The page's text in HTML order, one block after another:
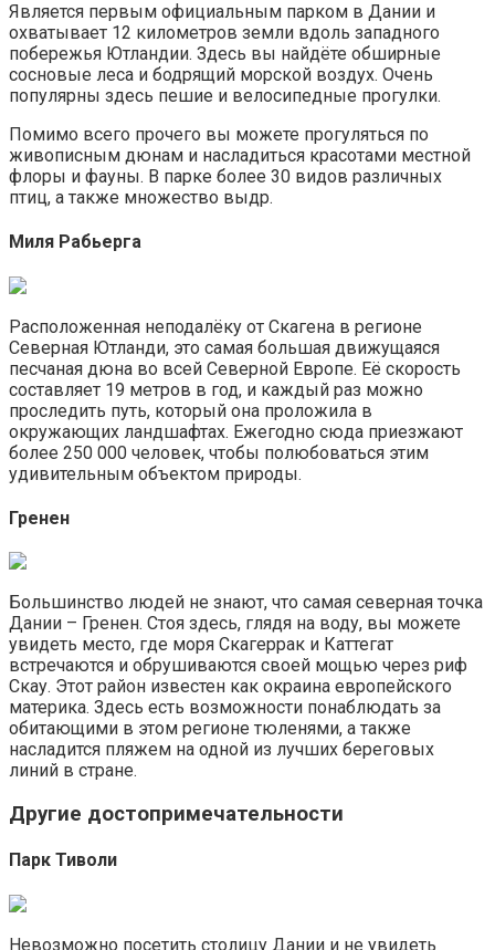
Является первым официальным парком в Дании и
охватывает 12 километров земли вдоль западного
побережья Ютландии. Здесь вы найдёте обширные
сосновые леса и бодрящий морской воздух. Очень
популярны здесь пешие и велосипедные прогулки.
Помимо всего прочего вы можете прогуляться по
живописным дюнам и насладиться красотами местной
флоры и фауны. В парке более 30 видов различных
птиц, а также множество выдр.
Миля Рабьерга
Расположенная неподалёку от Скагена в регионе
Северная Ютланди, это самая большая движущаяся
песчаная дюна во всей Северной Европе. Её скорость
составляет 19 метров в год, и каждый раз можно
проследить путь, который она проложила в
окружающих ландшафтах. Ежегодно сюда приезжают
более 250 000 человек, чтобы полюбоваться этим
удивительным объектом природы.
Гренен
Большинство людей не знают, что самая северная точка
Дании – Гренен. Стоя здесь, глядя на воду, вы можете
увидеть место, где моря Скагеррак и Каттегат
встречаются и обрушиваются своей мощью через риф
Скау. Этот район известен как окраина европейского
материка. Здесь есть возможности понаблюдать за
обитающими в этом регионе тюленями, а также
насладится пляжем на одной из лучших береговых
линий в стране.
Другие достопримечательности
Парк Тиволи
Невозможно посетить столицу Дании и не увидеть